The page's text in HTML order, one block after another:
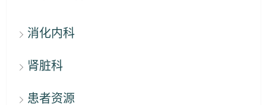
消化内科
肾脏科
患者资源